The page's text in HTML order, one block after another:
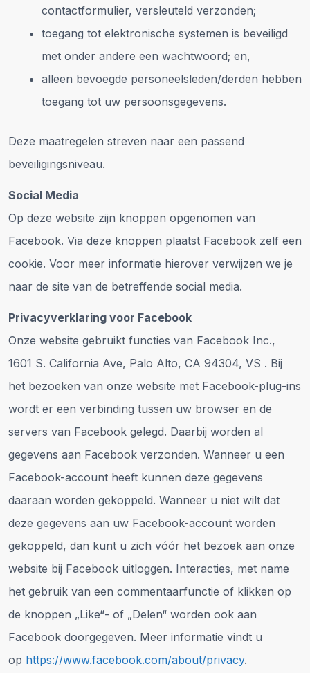
contactformulier, versleuteld verzonden;
toegang tot elektronische systemen is beveiligd
met onder andere een wachtwoord; en,
alleen bevoegde personeelsleden/derden hebben
toegang tot uw persoonsgegevens.
Deze maatregelen streven naar een passend
beveiligingsniveau.
Social Media
Op deze website zijn knoppen opgenomen van
Facebook. Via deze knoppen plaatst Facebook zelf een
cookie. Voor meer informatie hierover verwijzen we je
naar de site van de betreffende social media.
Privacyverklaring voor Facebook
Onze website gebruikt functies van Facebook Inc.,
1601 S. California Ave, Palo Alto, CA 94304, VS . Bij
het bezoeken van onze website met Facebook-plug-ins
wordt er een verbinding tussen uw browser en de
servers van Facebook gelegd. Daarbij worden al
gegevens aan Facebook verzonden. Wanneer u een
Facebook-account heeft kunnen deze gegevens
daaraan worden gekoppeld. Wanneer u niet wilt dat
deze gegevens aan uw Facebook-account worden
gekoppeld, dan kunt u zich vóór het bezoek aan onze
website bij Facebook uitloggen. Interacties, met name
het gebruik van een commentaarfunctie of klikken op
de knoppen „Like“- of „Delen“ worden ook aan
Facebook doorgegeven. Meer informatie vindt u
op https://www.facebook.com/about/privacy.